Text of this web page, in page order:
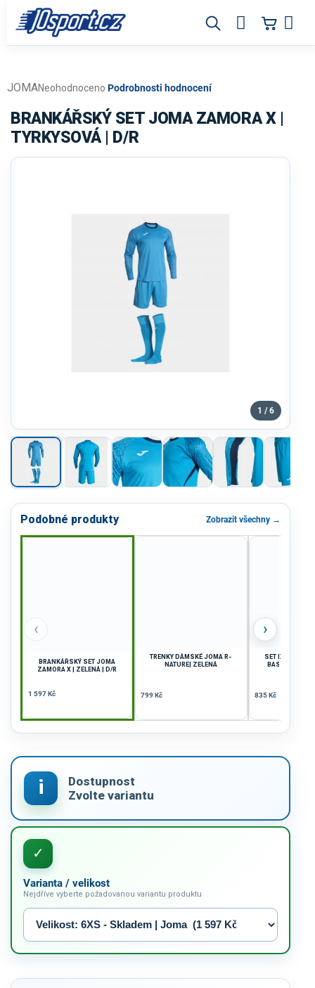
obsah
Průměrné
produktu
je
0,0
Neohodnoceno Podrobnosti hodnocení
JOMA
BRANKÁŘSKÝ SET JOMA ZAMORA X |
TYRKYSOVÁ | D/R
1 / 6
Podobné produkty Zobrazit všechny →
‹
BRANKÁŘSKÝ SET JOMA
ZAMORA X | ZELENÁ | D/R
1 597 Kč
TRENKY DÁMSKÉ JOMA R-
NATURE| ZELENÁ
799 Kč
SET DÁMSKÝ
BASKET |
835 Kč
›
Varianta / velikost
Nejdříve vyberte požadovanou variantu produktu